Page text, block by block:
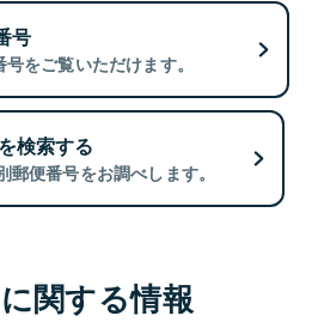
号
をご覧いただけます。
検索する
便番号をお調べします。
関する情報